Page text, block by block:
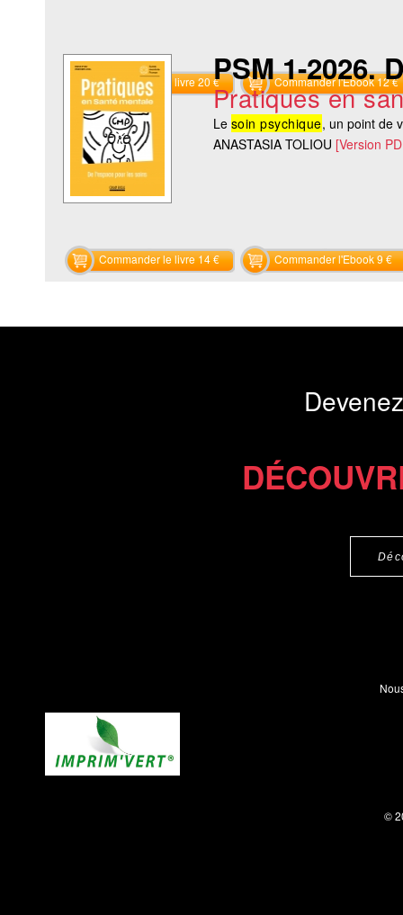
Commander le livre 20 € Commander l'Ebook 12 €
PSM 1-2026.
Pratiques en
Le soin psychique, un point de
ANASTASIA TOLIOU [Version
Commander le livre 14 € Commander l'Ebook 9 €
©